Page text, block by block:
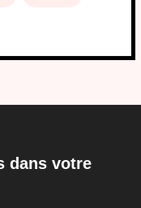
dans votre